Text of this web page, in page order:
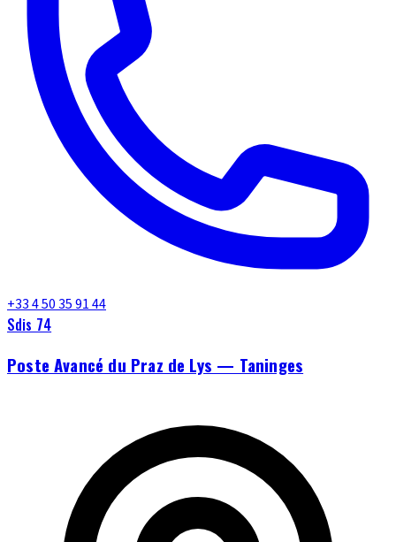
+33 4 50 35 91 44
Sdis 74
Poste Avancé du Praz de Lys — Taninges